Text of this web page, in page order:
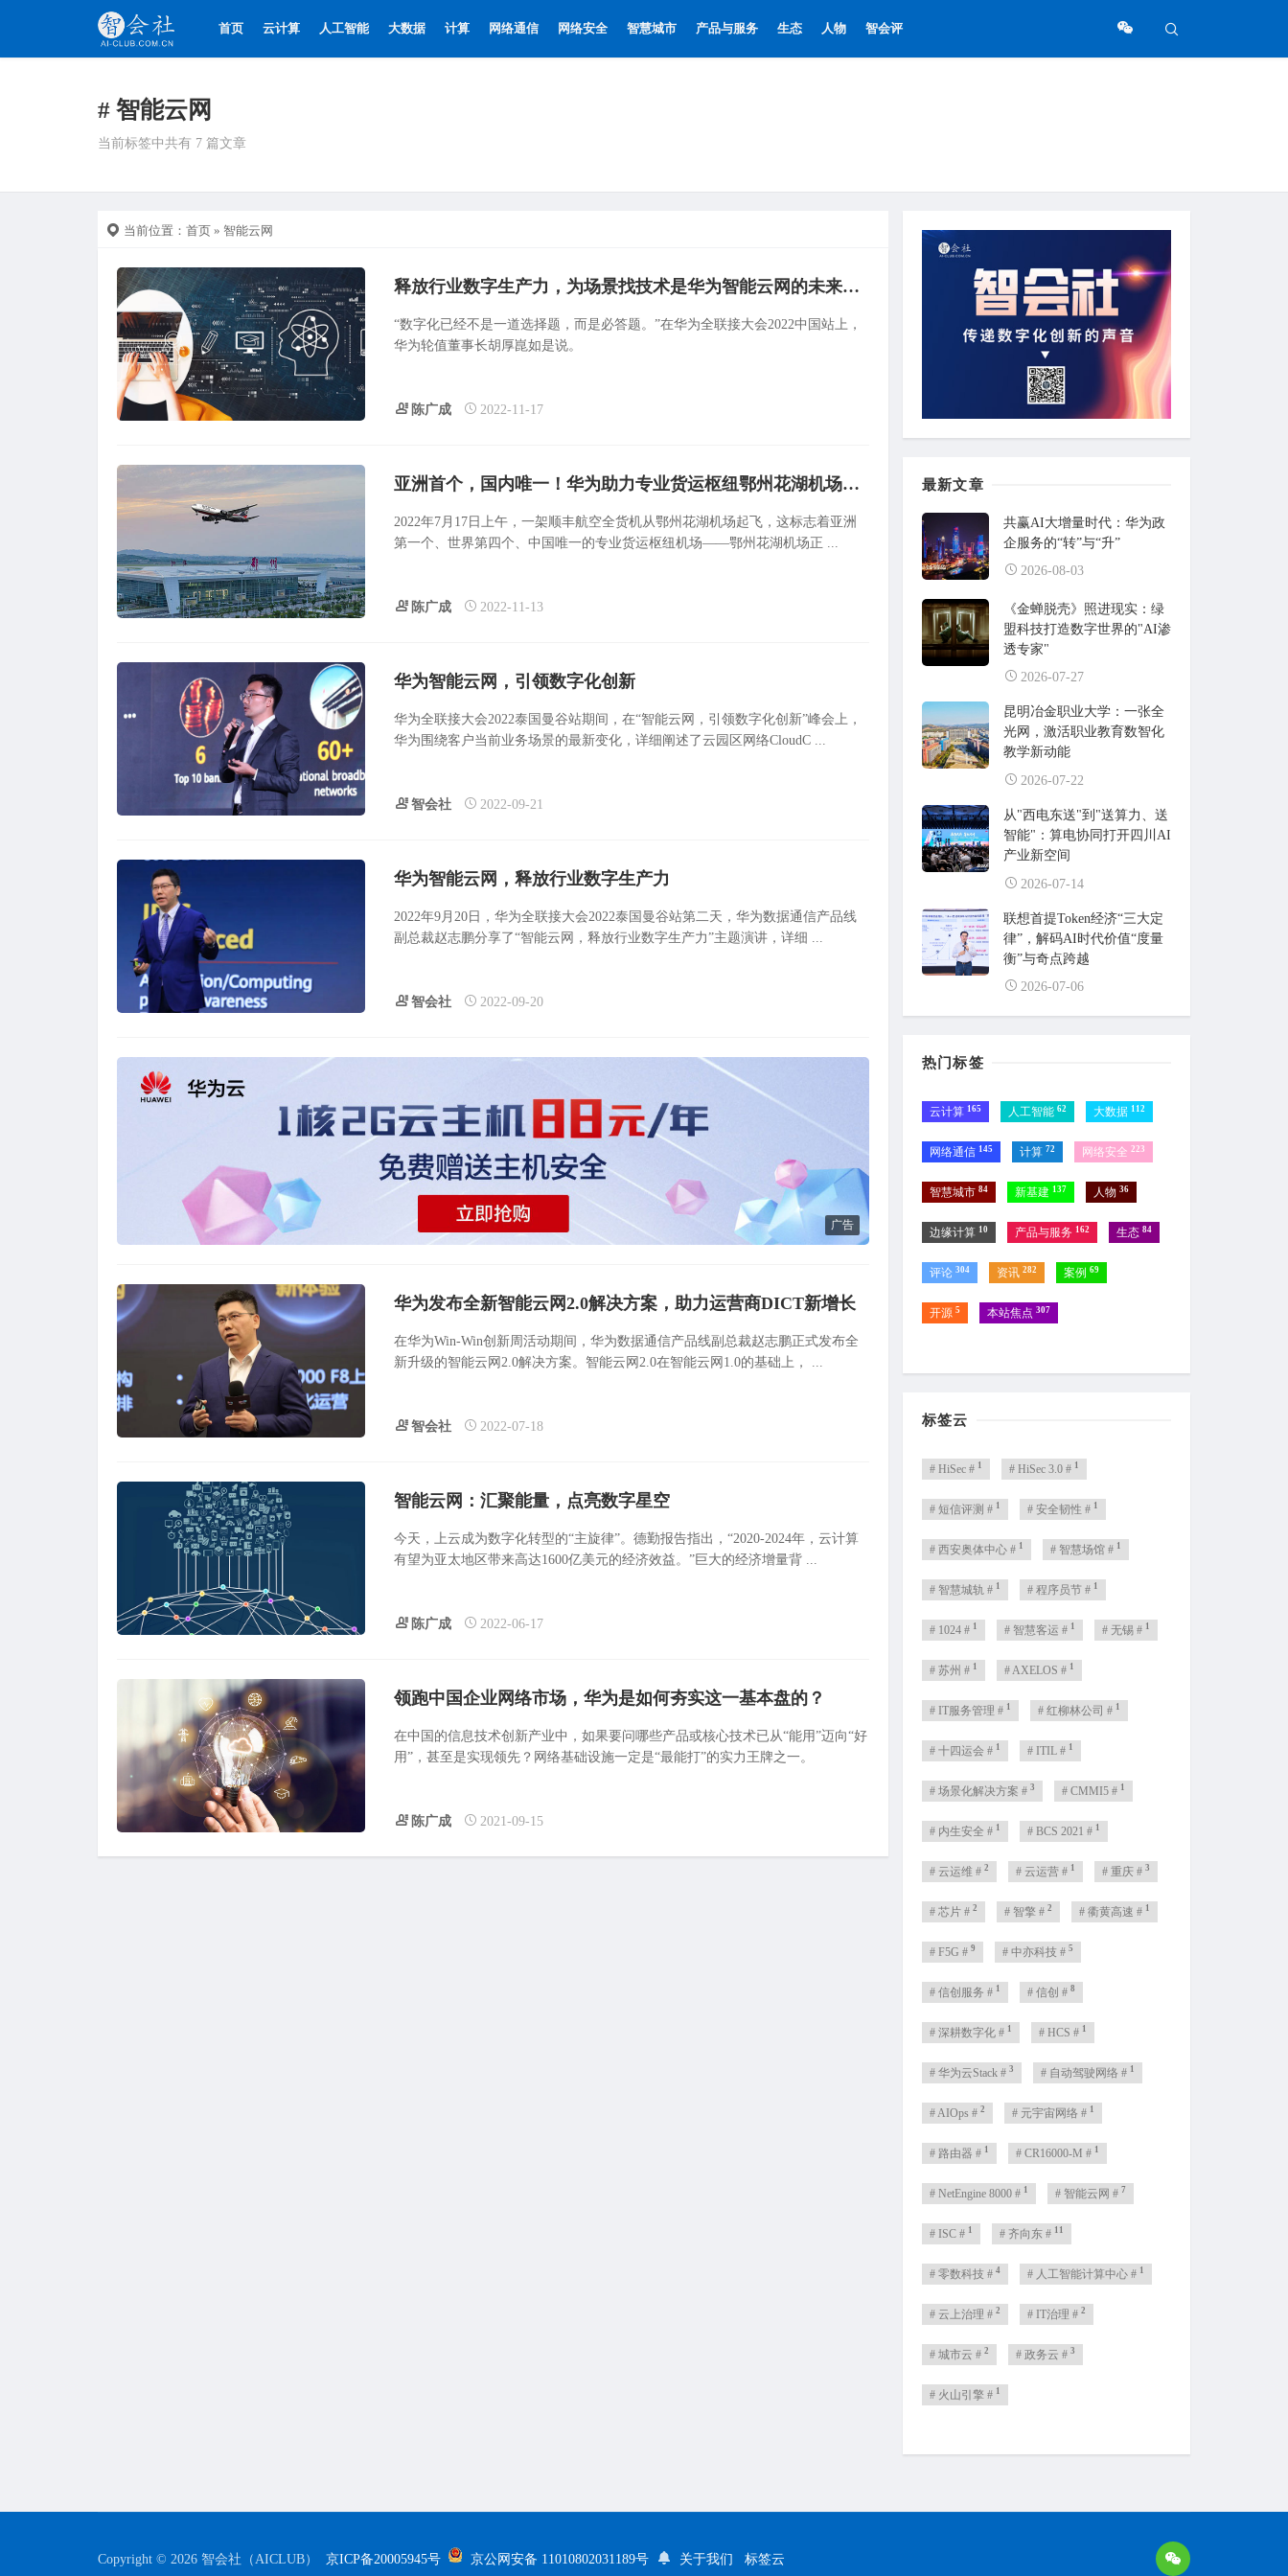
首页 云计算 人工智能 大数据 计算 网络通信 网络安全 智慧城市 产品与服务 生态 人物 智会评
# 智能云网
当前标签中共有 7 篇文章
当前位置： 首页 » 智能云网
释放行业数字生产力，为场景找技术是华为智能云网的未来做答
“数字化已经不是一道选择题，而是必答题。”在华为全联接大会2022中国站上，
华为轮值董事长胡厚崑如是说。
陈广成 2022-11-17
亚洲首个，国内唯一！华为助力专业货运枢纽鄂州花湖机场打造超级运力的超联接底座
2022年7月17日上午，一架顺丰航空全货机从鄂州花湖机场起飞，这标志着亚洲
第一个、世界第四个、中国唯一的专业货运枢纽机场——鄂州花湖机场正 ...
陈广成 2022-11-13
华为智能云网，引领数字化创新
华为全联接大会2022泰国曼谷站期间，在“智能云网，引领数字化创新”峰会上，
华为围绕客户当前业务场景的最新变化，详细阐述了云园区网络CloudC ...
智会社 2022-09-21
华为智能云网，释放行业数字生产力
2022年9月20日，华为全联接大会2022泰国曼谷站第二天，华为数据通信产品线
副总裁赵志鹏分享了“智能云网，释放行业数字生产力”主题演讲，详细 ...
智会社 2022-09-20
广告
华为发布全新智能云网2.0解决方案，助力运营商DICT新增长
在华为Win-Win创新周活动期间，华为数据通信产品线副总裁赵志鹏正式发布全
新升级的智能云网2.0解决方案。智能云网2.0在智能云网1.0的基础上， ...
智会社 2022-07-18
智能云网：汇聚能量，点亮数字星空
今天，上云成为数字化转型的“主旋律”。德勤报告指出，“2020-2024年，云计算
有望为亚太地区带来高达1600亿美元的经济效益。”巨大的经济增量背 ...
陈广成 2022-06-17
领跑中国企业网络市场，华为是如何夯实这一基本盘的？
在中国的信息技术创新产业中，如果要问哪些产品或核心技术已从“能用”迈向“好
用”，甚至是实现领先？网络基础设施一定是“最能打”的实力王牌之一。
陈广成 2021-09-15
最新文章
共赢AI大增量时代：华为政
企服务的“转”与“升”
2026-08-03
《金蝉脱壳》照进现实：绿
盟科技打造数字世界的"AI渗
透专家"
2026-07-27
昆明冶金职业大学：一张全
光网，激活职业教育数智化
教学新动能
2026-07-22
从"西电东送"到"送算力、送
智能"：算电协同打开四川AI
产业新空间
2026-07-14
联想首提Token经济“三大定
律”，解码AI时代价值“度量
衡”与奇点跨越
2026-07-06
热门标签
云计算 165 人工智能 62 大数据 112
网络通信 145 计算 72 网络安全 223
智慧城市 84 新基建 137 人物 36
边缘计算 10 产品与服务 162 生态 84
评论 304 资讯 282 案例 69
开源 5 本站焦点 307
标签云
# HiSec # 1 # HiSec 3.0 # 1
# 短信评测 # 1 # 安全韧性 # 1
# 西安奥体中心 # 1 # 智慧场馆 # 1
# 智慧城轨 # 1 # 程序员节 # 1
# 1024 # 1 # 智慧客运 # 1 # 无锡 # 1
# 苏州 # 1 # AXELOS # 1
# IT服务管理 # 1 # 红柳林公司 # 1
# 十四运会 # 1 # ITIL # 1
# 场景化解决方案 # 3 # CMMI5 # 1
# 内生安全 # 1 # BCS 2021 # 1
# 云运维 # 2 # 云运营 # 1 # 重庆 # 3
# 芯片 # 2 # 智擎 # 2 # 衢黄高速 # 1
# F5G # 9 # 中亦科技 # 5
# 信创服务 # 1 # 信创 # 8
# 深耕数字化 # 1 # HCS # 1
# 华为云Stack # 3 # 自动驾驶网络 # 1
# AIOps # 2 # 元宇宙网络 # 1
# 路由器 # 1 # CR16000-M # 1
# NetEngine 8000 # 1 # 智能云网 # 7
# ISC # 1 # 齐向东 # 11
# 零数科技 # 4 # 人工智能计算中心 # 1
# 云上治理 # 2 # IT治理 # 2
# 城市云 # 2 # 政务云 # 3
# 火山引擎 # 1
Copyright © 2026 智会社（AICLUB） 京ICP备20005945号 京公网安备 11010802031189号 关于我们 标签云